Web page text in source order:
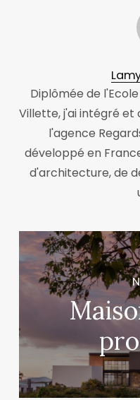
Diplômée de
Villette, j'ai intégré et
l'agence
développé en
d'architecture, de